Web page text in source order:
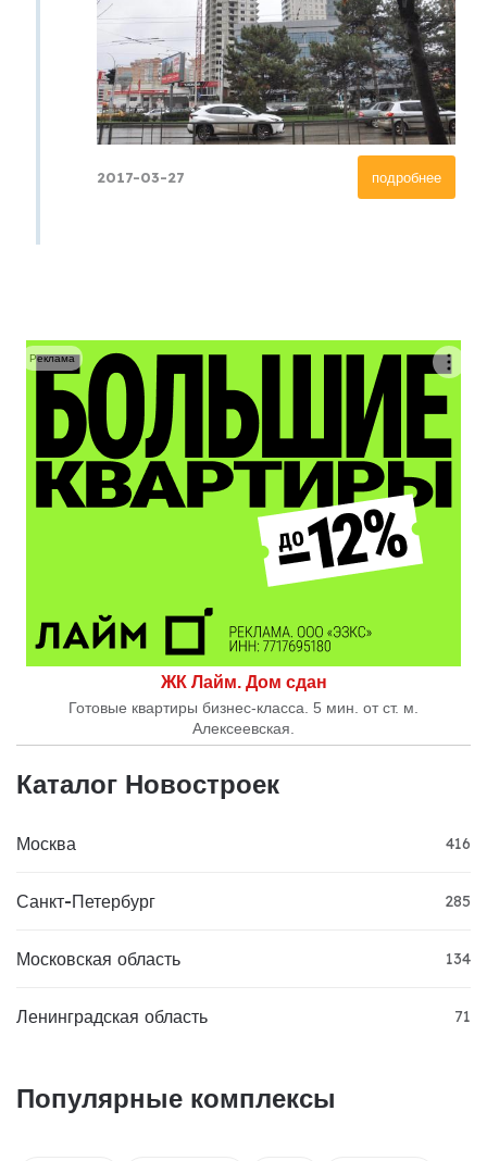
подробнее
2017-03-27
ЖК Лайм. Дом сдан
Готовые квартиры бизнес-класса. 5 мин. от ст. м.
Алексеевская.
Реклама
Каталог Новостроек
Москва 416
Санкт-Петербург 285
Московская область 134
Ленинградская область 71
Популярные комплексы